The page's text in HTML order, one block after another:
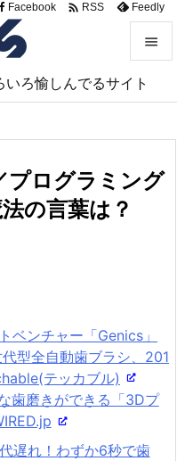
ろ愉しんでるサイト


サイド

前へ
Facebook  RSS Feedly
プログラミング
の言葉は？
ベンチャー「Genics」
型全自動歯ブラシ、201
テッカブル)
歯磨きができる「3Dプ
遅れ！わずか6秒で歯